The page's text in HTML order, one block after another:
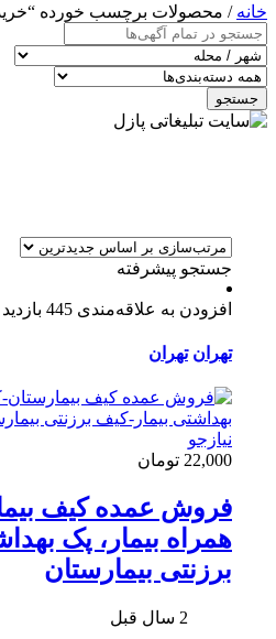
خانه / محصولات برچسب خورده
جستجو
جستجو پیشرفته
افزودن به علاقه‌مندی 445 بازدید
تهران تهران
22,000 تومان
فروش عمده کیف
همراه بیمار، پک
برزنتی بیمارستان
2 سال قبل